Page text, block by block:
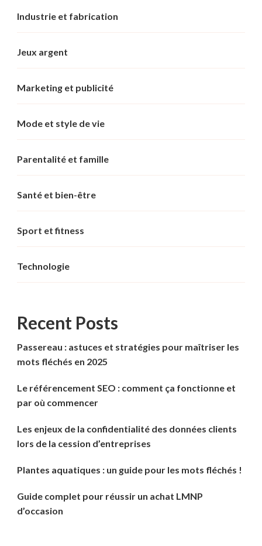
Industrie et fabrication
Jeux argent
Marketing et publicité
Mode et style de vie
Parentalité et famille
Santé et bien-être
Sport et fitness
Technologie
Recent Posts
Passereau : astuces et stratégies pour maîtriser les
mots fléchés en 2025
Le référencement SEO : comment ça fonctionne et
par où commencer
Les enjeux de la confidentialité des données clients
lors de la cession d’entreprises
Plantes aquatiques : un guide pour les mots fléchés !
Guide complet pour réussir un achat LMNP
d’occasion